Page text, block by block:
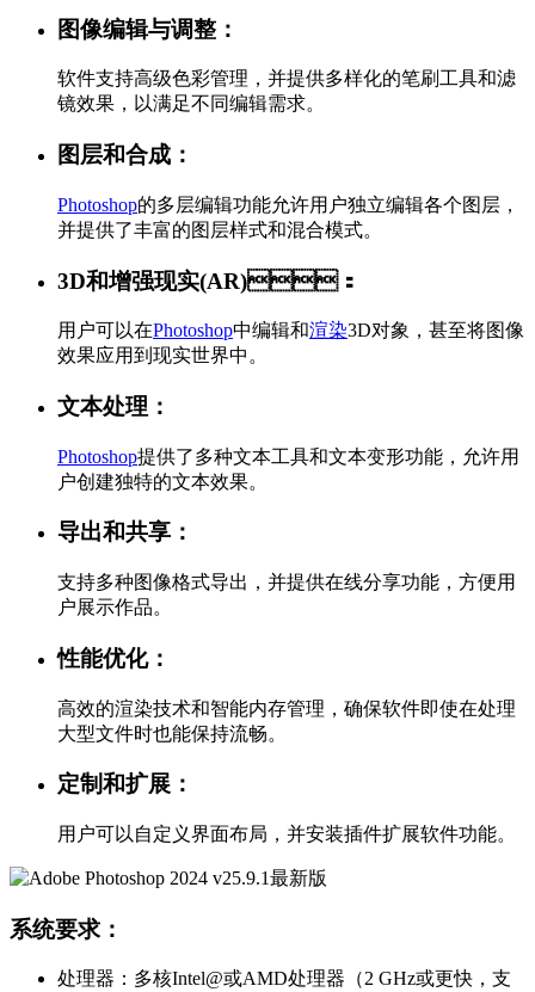
图像编辑与调整：
软件支持高级色彩管理，并提供多样化的笔刷工具和滤
镜效果，以满足不同编辑需求。
图层和合成：
Photoshop的多层编辑功能允许用户独立编辑各个图层，
并提供了丰富的图层样式和混合模式。
3D和增强现实(AR)：
用户可以在Photoshop中编辑和渲染3D对象，甚至将图像
效果应用到现实世界中。
文本处理：
Photoshop提供了多种文本工具和文本变形功能，允许用
户创建独特的文本效果。
导出和共享：
支持多种图像格式导出，并提供在线分享功能，方便用
户展示作品。
性能优化：
高效的渲染技术和智能内存管理，确保软件即使在处理
大型文件时也能保持流畅。
定制和扩展：
用户可以自定义界面布局，并安装插件扩展软件功能。
系统要求：
处理器：多核Intel@或AMD处理器（2 GHz或更快，支